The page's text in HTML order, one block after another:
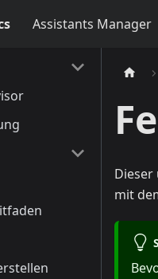
Assistants Manager
mit